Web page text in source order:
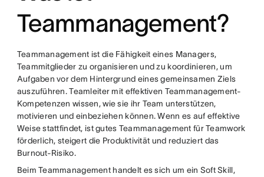
Teammanagement?
Teammanagement ist die Fähigkeit eines Managers,
Teammitglieder zu organisieren und zu koordinieren, um
Aufgaben vor dem Hintergrund eines gemeinsamen Ziels
auszuführen. Teamleiter mit effektiven Teammanagement-
Kompetenzen wissen, wie sie ihr Team unterstützen,
motivieren und einbeziehen können. Wenn es auf effektive
Weise stattfindet, ist gutes Teammanagement für Teamwork
förderlich, steigert die Produktivität und reduziert das
Burnout-Risiko.
Beim Teammanagement handelt es sich um ein Soft Skill,